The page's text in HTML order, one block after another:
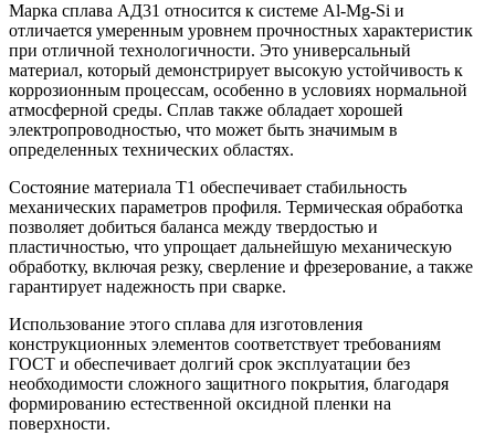
Марка сплава АД31 относится к системе Al-Mg-Si и
отличается умеренным уровнем прочностных характеристик
при отличной технологичности. Это универсальный
материал, который демонстрирует высокую устойчивость к
коррозионным процессам, особенно в условиях нормальной
атмосферной среды. Сплав также обладает хорошей
электропроводностью, что может быть значимым в
определенных технических областях.
Состояние материала Т1 обеспечивает стабильность
механических параметров профиля. Термическая обработка
позволяет добиться баланса между твердостью и
пластичностью, что упрощает дальнейшую механическую
обработку, включая резку, сверление и фрезерование, а также
гарантирует надежность при сварке.
Использование этого сплава для изготовления
конструкционных элементов соответствует требованиям
ГОСТ и обеспечивает долгий срок эксплуатации без
необходимости сложного защитного покрытия, благодаря
формированию естественной оксидной пленки на
поверхности.